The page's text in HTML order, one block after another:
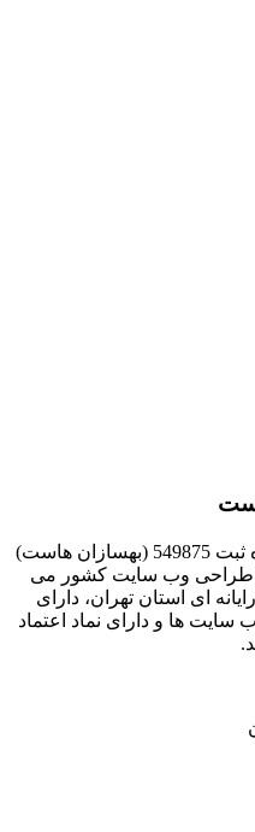
بهسازان فناوران داده نگار به شماره ثبت 549875 (بهسازان هاست)
طراحی وب سایت کشور می
ای استان تهران، دارای
ها و دارای نماد اعتماد